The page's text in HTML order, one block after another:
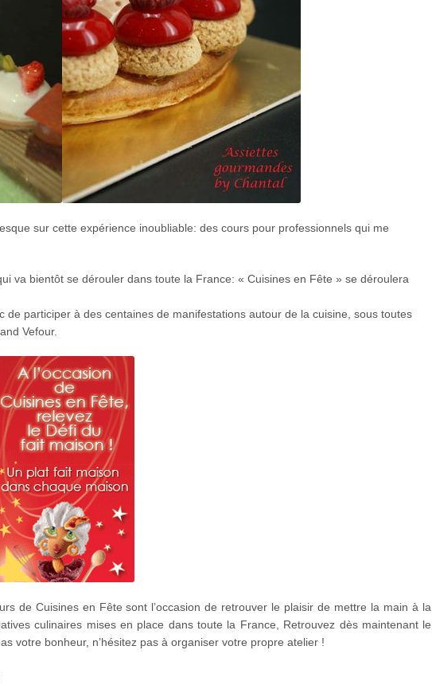
sur cette expérience inoubliable: des cours pour professionnels qui me
va bientôt se dérouler dans toute la France: « Cuisines en Fête » se déroulera
participer à des centaines de manifestations autour de la cuisine, sous toutes
Vefour.
de Cuisines en Fête sont l’occasion de retrouver le plaisir de mettre la main à la
culinaires mises en place dans toute la France, Retrouvez dès maintenant le
votre bonheur, n’hésitez pas à organiser votre propre atelier !